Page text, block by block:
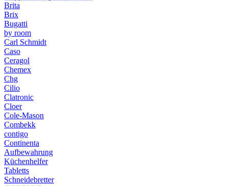
Brita
Brix
Bugatti
by room
Carl Schmidt
Caso
Ceragol
Chemex
Chg
Cilio
Clatronic
Cloer
Cole-Mason
Combekk
contigo
Continenta
Aufbewahrung
Küchenhelfer
Tabletts
Schneidebretter